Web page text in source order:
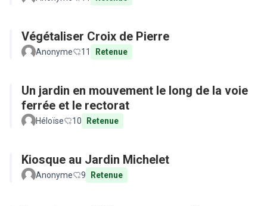
Végétaliser Croix de Pierre
Anonyme 11 Retenue
Un jardin en mouvement le long de la voie
ferrée et le rectorat
Héloïse 10 Retenue
Kiosque au Jardin Michelet
Anonyme 9 Retenue